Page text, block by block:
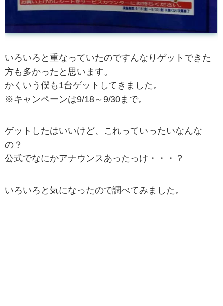
いろいろと重なっていたのですんなりゲットできた
方も多かったと思います。
かくいう僕も1台ゲットしてきました。
※キャンペーンは9/18～9/30まで。
ゲットしたはいいけど、これっていったいなんな
の？
公式でなにかアナウンスあったっけ・・・？
いろいろと気になったので調べてみました。